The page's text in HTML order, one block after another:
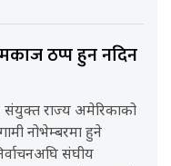
ठप्प हुन नदिन
संयुक्त राज्य अमेरिकाको
नोभेम्बरमा हुने
संघीय